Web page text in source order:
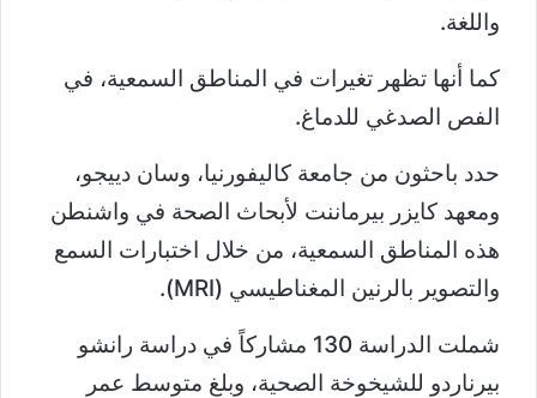
واللغة.
كما أنها تظهر تغيرات في المناطق السمعية، في
الفص الصدغي للدماغ.
حدد باحثون من جامعة كاليفورنيا، وسان دييجو،
ومعهد كايزر بيرماننت لأبحاث الصحة في واشنطن
هذه المناطق السمعية، من خلال اختبارات السمع
والتصوير بالرنين المغناطيسي (MRI).
شملت الدراسة 130 مشاركاً في دراسة رانشو
بيرناردو للشيخوخة الصحية، وبلغ متوسط عمر